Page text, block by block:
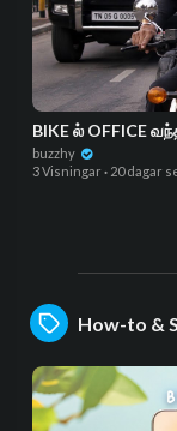
BIKE ல் OFFICE
buzzhy
3 Visningar· 20 dagar
How-to &